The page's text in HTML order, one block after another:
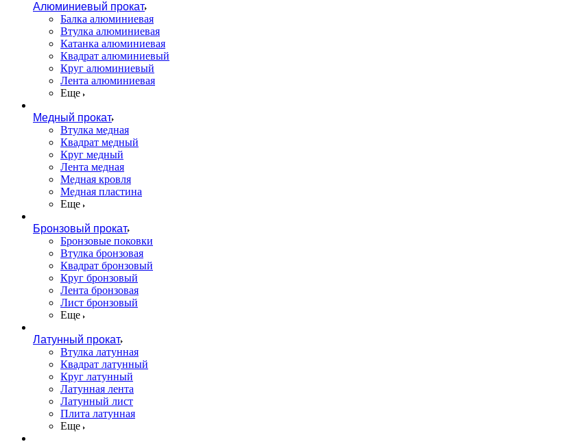
Алюминиевый прокат
Балка алюминиевая
Втулка алюминиевая
Катанка алюминиевая
Квадрат алюминиевый
Круг алюминиевый
Лента алюминиевая
Еще
Медный прокат
Втулка медная
Квадрат медный
Круг медный
Лента медная
Медная кровля
Медная пластина
Еще
Бронзовый прокат
Бронзовые поковки
Втулка бронзовая
Квадрат бронзовый
Круг бронзовый
Лента бронзовая
Лист бронзовый
Еще
Латунный прокат
Втулка латунная
Квадрат латунный
Круг латунный
Латунная лента
Латунный лист
Плита латунная
Еще